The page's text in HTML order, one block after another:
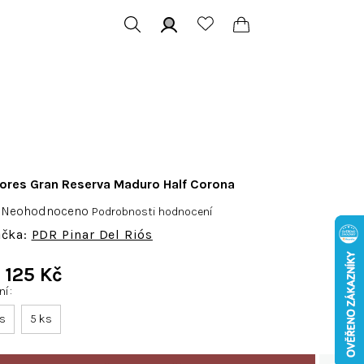
PDR Pinar Del Riós
Gran Reserva Maduro Half Corona
Průměrné
Neohodnoceno Podrobnosti hodnocení
5 ks
125 Kč